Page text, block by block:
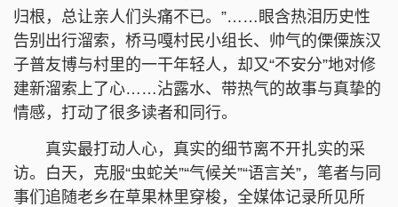
归根，总让亲人们头痛不已。”……眼含热泪历史性
告别出行溜索，桥马嘎村民小组长、帅气的傈僳族汉
子普友博与村里的一干年轻人，却又“不安分”地对修
建新溜索上了心……沾露水、带热气的故事与真挚的
情感，打动了很多读者和同行。
真实最打动人心，真实的细节离不开扎实的采
访。白天，克服“虫蛇关”“气候关”“语言关”，笔者与同
事们追随老乡在草果林里穿梭，全媒体记录所见所